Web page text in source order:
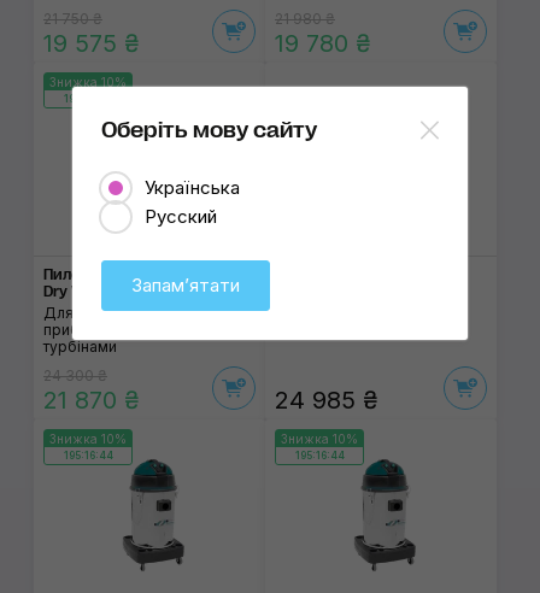
21 750 ₴
19 575 ₴
21 980 ₴
19 780 ₴
Знижка 10%
195:16:44
Пилосос KETEK KV493I Wet
Dry Vacuum Cleaner
Для сухого та вологого
прибирання з трьома
турбінами
24 300 ₴
21 870 ₴ 24 985 ₴
Знижка 10%
195:16:44
Знижка 10%
195:16:44
Оберіть мову сайту
Українська
Русский
Запамʼятати